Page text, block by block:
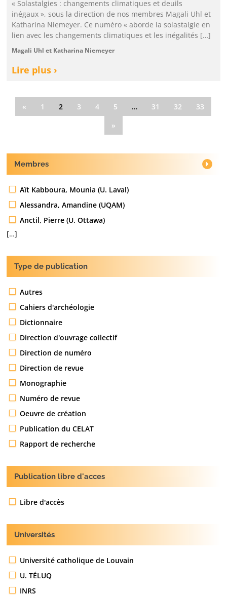
« Solastalgies : changements climatiques et deuils
inégaux », sous la direction de nos membres Magali Uhl et
Katharina Niemeyer. Ce numéro « aborde la solastalgie en
lien avec les changements climatiques et les inégalités […]
Magali Uhl et Katharina Niemeyer
Lire plus ›
« 1 2 3 4 5 … 31 32
33
»
Membres
Aït Kabboura, Mounia (U. Laval)
Alessandra, Amandine (UQAM)
Anctil, Pierre (U. Ottawa)
[…]
Type de publication
Autres
Cahiers d'archéologie
Dictionnaire
Direction d'ouvrage collectif
Direction de numéro
Direction de revue
Monographie
Numéro de revue
Oeuvre de création
Publication du CELAT
Rapport de recherche
Publication libre d'acces
Libre d'accès
Universités
Université catholique de Louvain
U. TÉLUQ
INRS